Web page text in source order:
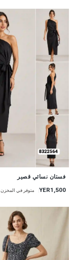
جديد
فستان نسائي قصير
YER1,500 متوفر في المخزن